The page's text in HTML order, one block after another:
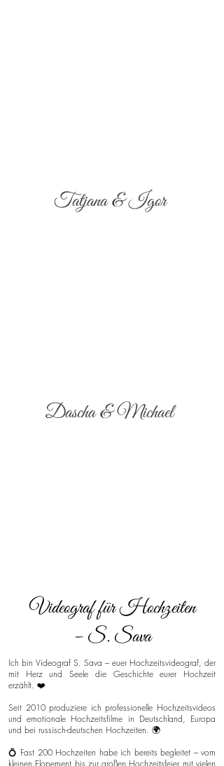
Tatjana & Igor
Dascha & Michael
Videograf für Hochzeiten
– S. Sava
Ich bin Videograf S. Sava – euer Hochzeitsvideograf, der
mit Herz und Seele die Geschichte eurer Hochzeit
erzählt. ❤️
Seit 2010 produziere ich professionelle Hochzeitsvideos
und emotionale Hochzeitsfilme in Deutschland, Europa
und bei russisch-deutschen Hochzeiten. 🌍
💍 Fast 200 Hochzeiten habe ich bereits begleitet – vom
kleinen Elopement bis zur großen Hochzeitsfeier mit vielen